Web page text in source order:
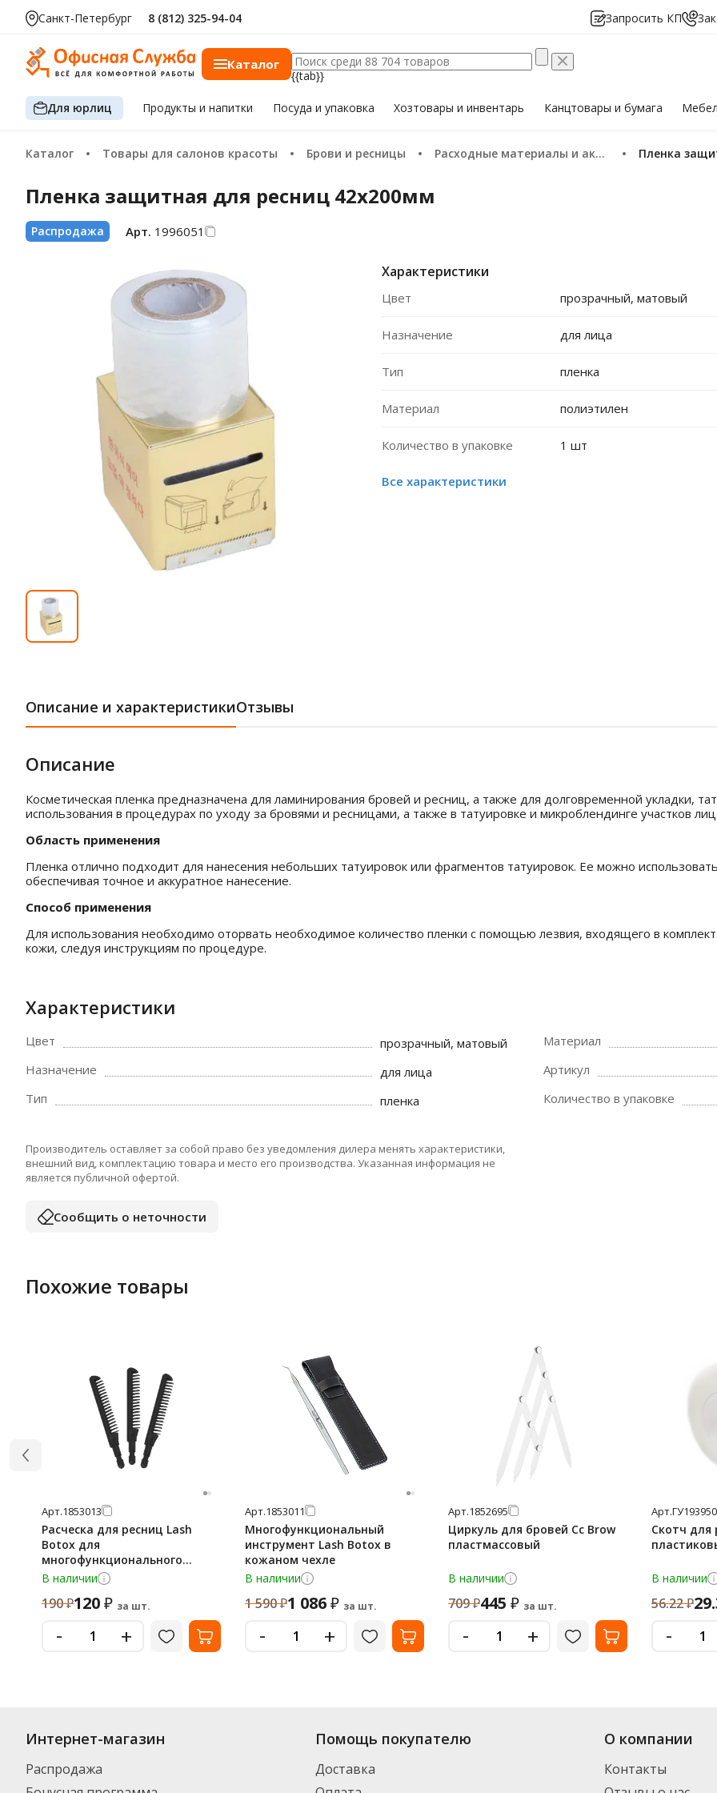
Санкт-Петербург 8 (812) 325-94-04 Запросить КП
Каталог
{{tab}}
Для юрлиц Продуктыи напитки Посуда и упаковка Хозтоварыи инвентарь Канцтовары и бумага
Каталог Товары для салонов красоты Брови и ресницы Расходные материалы и аксессуары Пленка
Пленка защитная для ресниц 42х200мм
за шт.
Распродажа Арт. 1996051
Характеристики
Цвет прозрачный, матовый
Назначение для лица
Тип пленка
Материал полиэтилен
Количество в упаковке 1 шт
Все характеристики
Описание и характеристикиОтзывы
Описание
Косметическая пленка предназначена для ламинирования бровей и ресниц, а также для долговременной укладки,
использования в процедурах по уходу за бровями и ресницами, а также в татуировке и микроблендинге участков
Область применения
Пленка отлично подходит для нанесения небольших татуировок или фрагментов татуировок. Ее можно
обеспечивая точное и аккуратное нанесение.
Способ применения
Для использования необходимо оторвать необходимое количество пленки с помощью лезвия, входящего в
кожи, следуя инструкциям по процедуре.
Характеристики
Цвет
прозрачный, матовый
Назначение
для лица
Тип
пленка
Материал
Артикул
Количество в упаковке
Производитель оставляет за собой право без уведомления дилера менять характеристики,
внешний вид, комплектацию товара и место его производства. Указанная информация не
является публичной офертой.
Сообщить о неточности
Похожие товары
Арт.1853013
Расческа для ресниц Lash
Botox для
многофункционального
инструмента, 10шт
В наличии
190₽120₽ за шт.
- +
Арт.1853011
Многофункциональный
инструмент Lash Botox в
кожаном чехле
В наличии
1 590₽1 086₽ за шт.
- +
Арт.1852695
Циркуль для бровей Cc Brow
пластмассовый
В наличии
709₽445 ₽ за шт.
- +
Арт.
Скотч для
В наличии
56.22₽
-
Интернет-магазин
Распродажа
Помощь покупателю
Доставка
О компании
Контакты